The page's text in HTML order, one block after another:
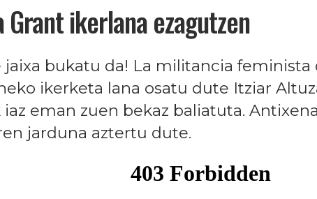
ikerlana ezagutzen
jaixa bukatu da! La militancia feminista
ikerketa lana osatu dute Itziar
iaz eman zuen bekaz baliatuta.
jarduna aztertu dute.